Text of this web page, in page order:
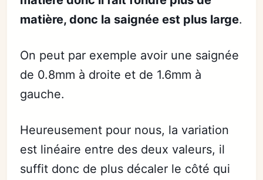
matière, donc la saignée est plus large.
On peut par exemple avoir une saignée
de 0.8mm à droite et de 1.6mm à
gauche.
Heureusement pour nous, la variation
est linéaire entre des deux valeurs, il
suffit donc de plus décaler le côté qui